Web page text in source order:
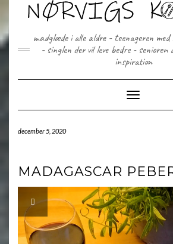
madglæde i alle aldre - teenageren
- singlen der vil leve bedre - senioren
inspiration
Toggle
december 5, 2020
MADAGASCAR